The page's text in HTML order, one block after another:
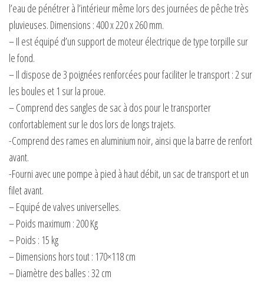
l’eau de pénétrer à l’intérieur même lors des journées de pêche très
pluvieuses. Dimensions : 400 x 220 x 260 mm.
– Il est équipé d’un support de moteur électrique de type torpille sur
le fond.
– Il dispose de 3 poignées renforcées pour faciliter le transport : 2 sur
les boules et 1 sur la proue.
– Comprend des sangles de sac à dos pour le transporter
confortablement sur le dos lors de longs trajets.
-Comprend des rames en aluminium noir, ainsi que la barre de renfort
avant.
-Fourni avec une pompe à pied à haut débit, un sac de transport et un
filet avant.
– Equipé de valves universelles.
– Poids maximum : 200 Kg
– Poids : 15 kg
– Dimensions hors tout : 170×118 cm
– Diamètre des balles : 32 cm